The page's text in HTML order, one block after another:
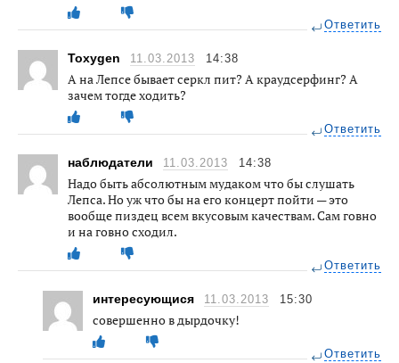
Ответить
Toxygen 11.03.2013 14:38
А на Лепсе бывает серкл пит? А краудсерфинг? А
зачем тогде ходить?
Ответить
наблюдатели 11.03.2013 14:38
Надо быть абсолютным мудаком что бы слушать
Лепса. Но уж что бы на его концерт пойти — это
вообще пиздец всем вкусовым качествам. Сам говно
и на говно сходил.
Ответить
интересующися 11.03.2013 15:30
совершенно в дырдочку!
Ответить